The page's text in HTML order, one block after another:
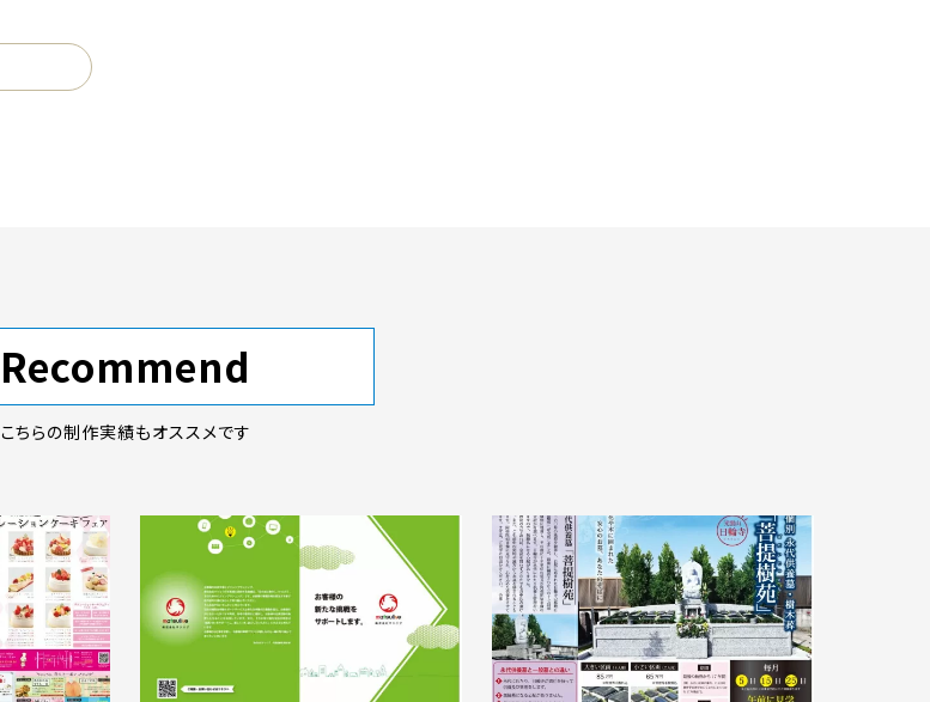
Recommend
こちらの制作実績もオススメです